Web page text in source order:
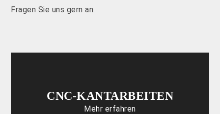
Fragen Sie uns gern an.
CNC-KANTARBEITEN
Mehr erfahren